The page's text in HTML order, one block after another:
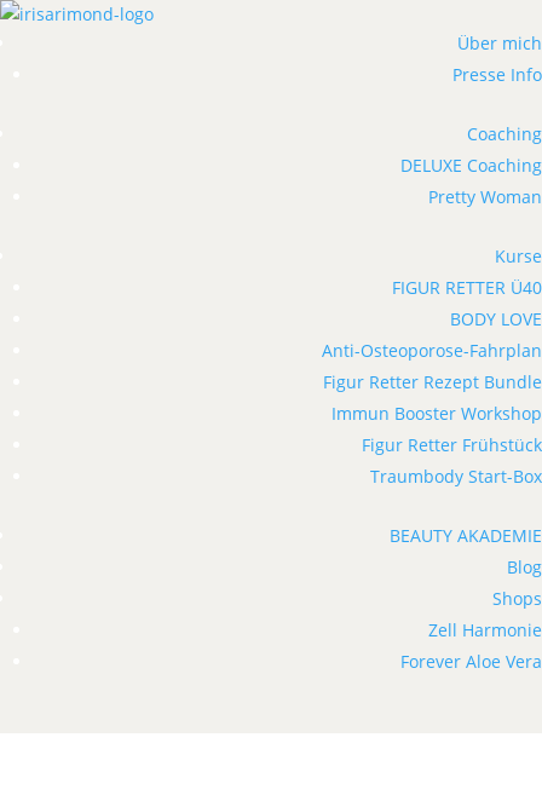
Über mich
Presse Info
Coaching
DELUXE Coaching
Pretty Woman
Kurse
FIGUR RETTER Ü40
BODY LOVE
Anti-Osteoporose-Fahrplan
Figur Retter Rezept Bundle
Immun Booster Workshop
Figur Retter Frühstück
Traumbody Start-Box
BEAUTY AKADEMIE
Blog
Shops
Zell Harmonie
Forever Aloe Vera